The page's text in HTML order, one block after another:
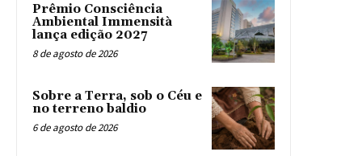
Prêmio Consciência
Ambiental Immensità
lança edição 2027
8 de agosto de 2026
Sobre a Terra, sob o Céu e
no terreno baldio
6 de agosto de 2026